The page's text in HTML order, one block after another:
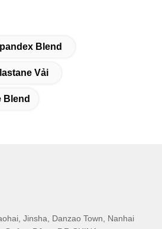
Blend
Vải
Blend
Jinsha, Danzao Town, Nanhai